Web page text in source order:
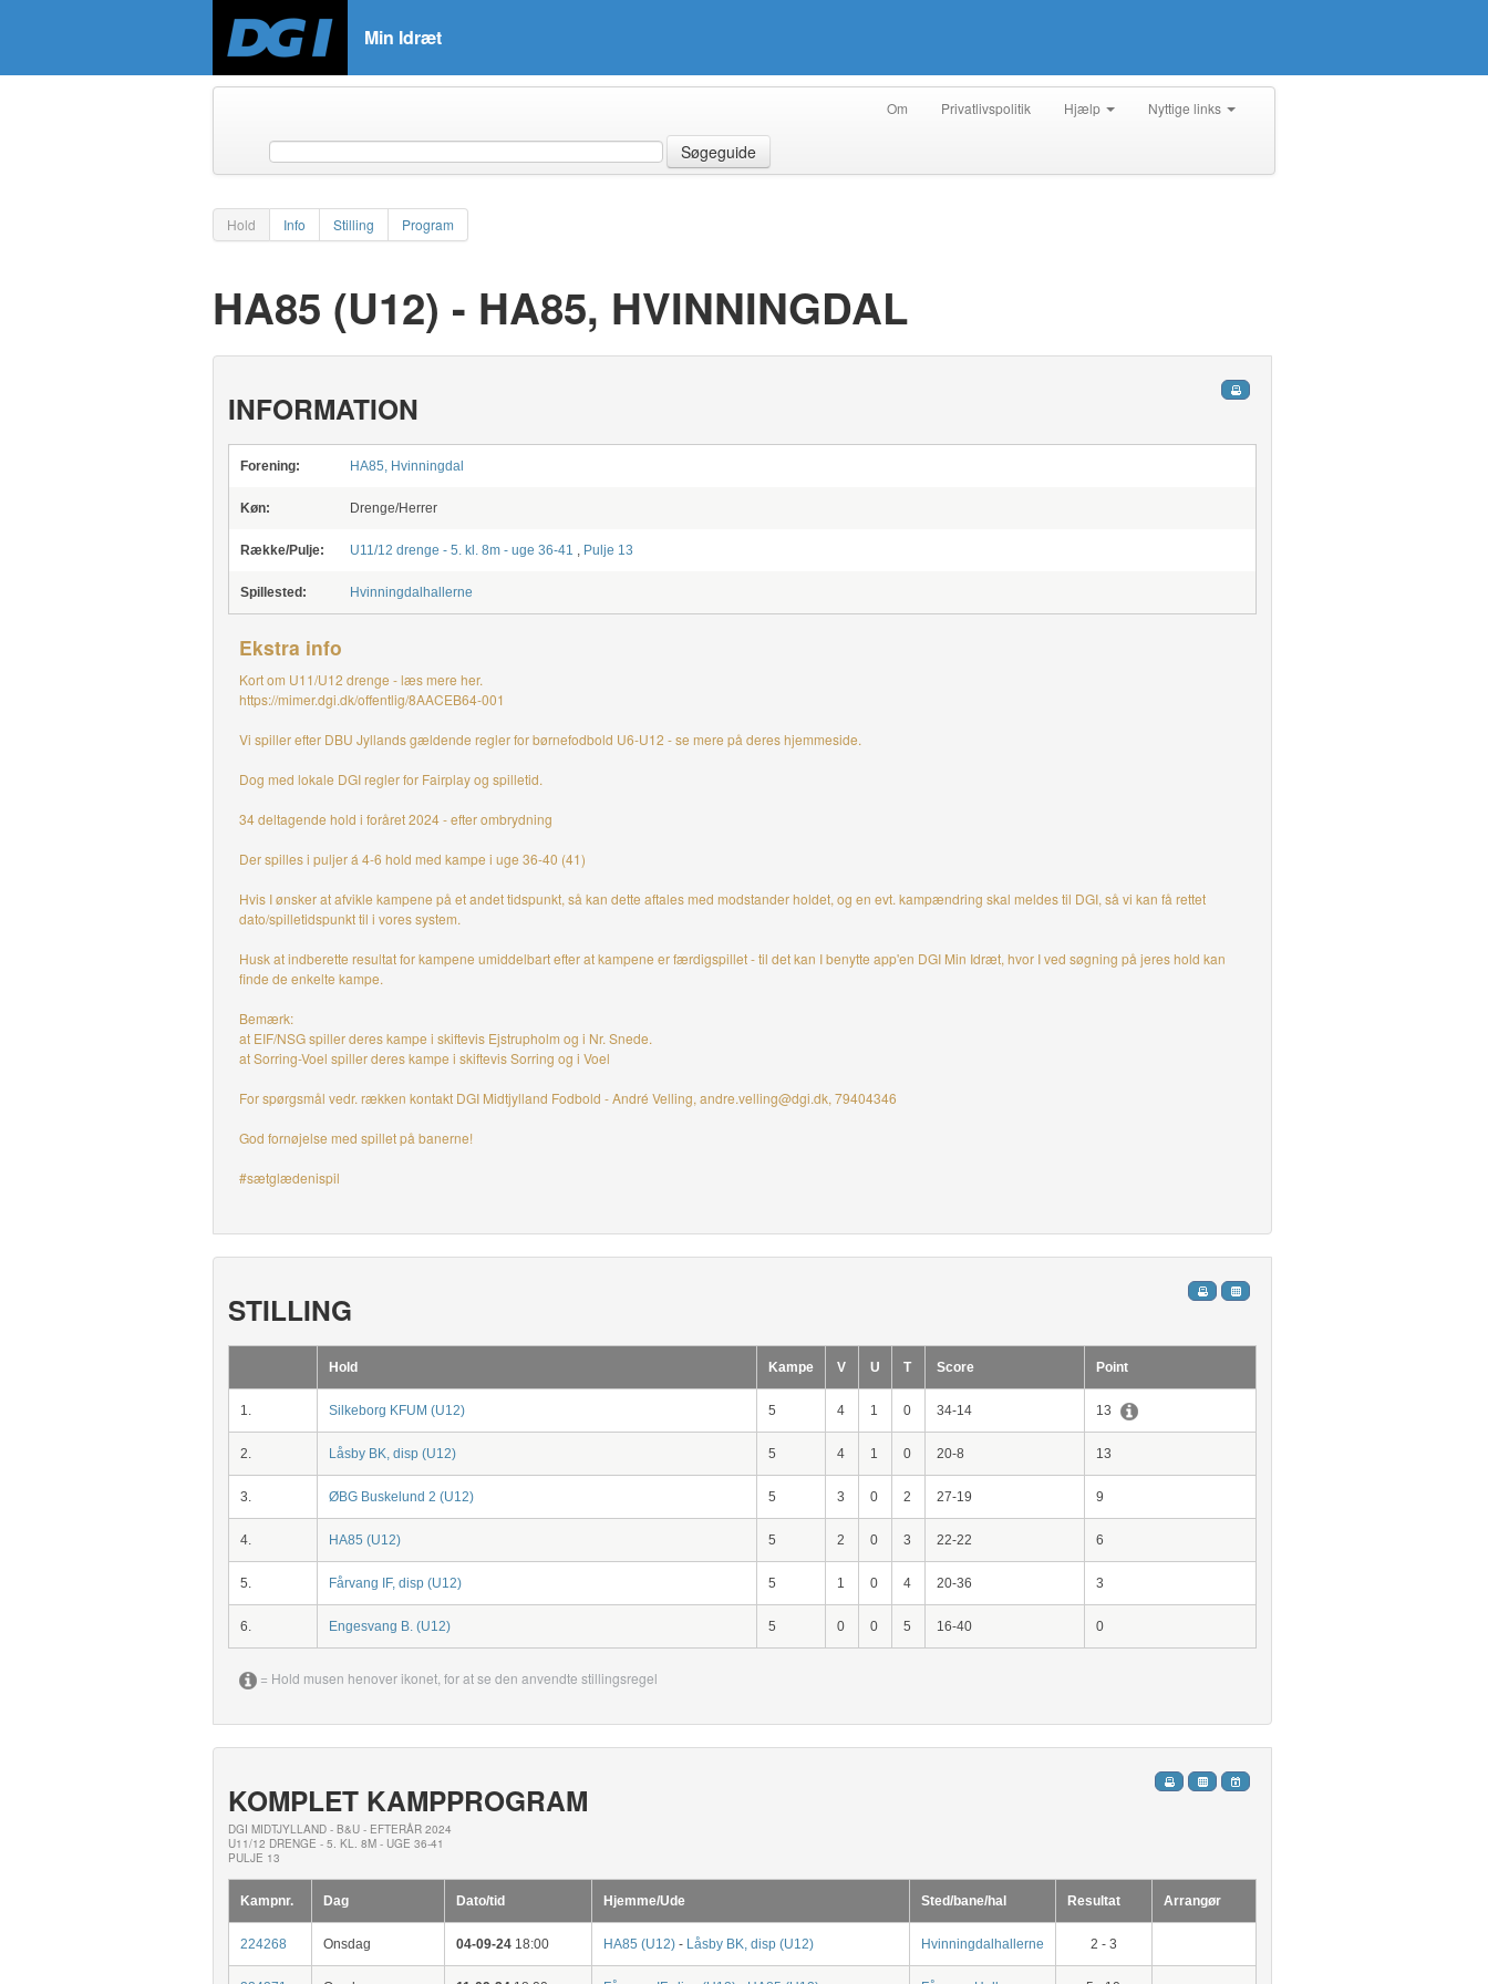
Min Idræt
Om Privatlivspolitik Hjælp Nyttige links
Søgeguide
Hold Info Stilling Program
HA85 (U12) - HA85, HVINNINGDAL
INFORMATION
Forening: HA85, Hvinningdal
Køn: Drenge/Herrer
Række/Pulje: U11/12 drenge - 5. kl. 8m - uge 36-41 , Pulje 13
Spillested: Hvinningdalhallerne
Ekstra info
Kort om U11/U12 drenge - læs mere her.
https://mimer.dgi.dk/offentlig/8AACEB64-001
Vi spiller efter DBU Jyllands gældende regler for børnefodbold U6-U12 - se mere på deres hjemmeside.
Dog med lokale DGI regler for Fairplay og spilletid.
34 deltagende hold i foråret 2024 - efter ombrydning
Der spilles i puljer á 4-6 hold med kampe i uge 36-40 (41)
Hvis I ønsker at afvikle kampene på et andet tidspunkt, så kan dette aftales med modstander holdet, og en evt. kampændring skal meldes til DGI, så vi kan få rettet
dato/spilletidspunkt til i vores system.
Husk at indberette resultat for kampene umiddelbart efter at kampene er færdigspillet - til det kan I benytte app'en DGI Min Idræt, hvor I ved søgning på jeres hold kan
finde de enkelte kampe.
Bemærk:
at EIF/NSG spiller deres kampe i skiftevis Ejstrupholm og i Nr. Snede.
at Sorring-Voel spiller deres kampe i skiftevis Sorring og i Voel
For spørgsmål vedr. rækken kontakt DGI Midtjylland Fodbold - André Velling, andre.velling@dgi.dk, 79404346
God fornøjelse med spillet på banerne!
#sætglædenispil
STILLING
Hold Kampe V U T Score Point
1. Silkeborg KFUM (U12) 5 4 1 0 34-14 13
2. Låsby BK, disp (U12) 5 4 1 0 20-8 13
3. ØBG Buskelund 2 (U12) 5 3 0 2 27-19 9
4. HA85 (U12) 5 2 0 3 22-22 6
5. Fårvang IF, disp (U12) 5 1 0 4 20-36 3
6. Engesvang B. (U12) 5 0 0 5 16-40 0
= Hold musen henover ikonet, for at se den anvendte stillingsregel
KOMPLET KAMPPROGRAM
DGI MIDTJYLLAND - B&U - EFTERÅR 2024
U11/12 DRENGE - 5. KL. 8M - UGE 36-41
PULJE 13
Kampnr. Dag Dato/tid Hjemme/Ude Sted/bane/hal Resultat Arrangør
224268 Onsdag 04-09-2418:00 HA85 (U12)- Låsby BK, disp (U12) Hvinningdalhallerne 2 - 3